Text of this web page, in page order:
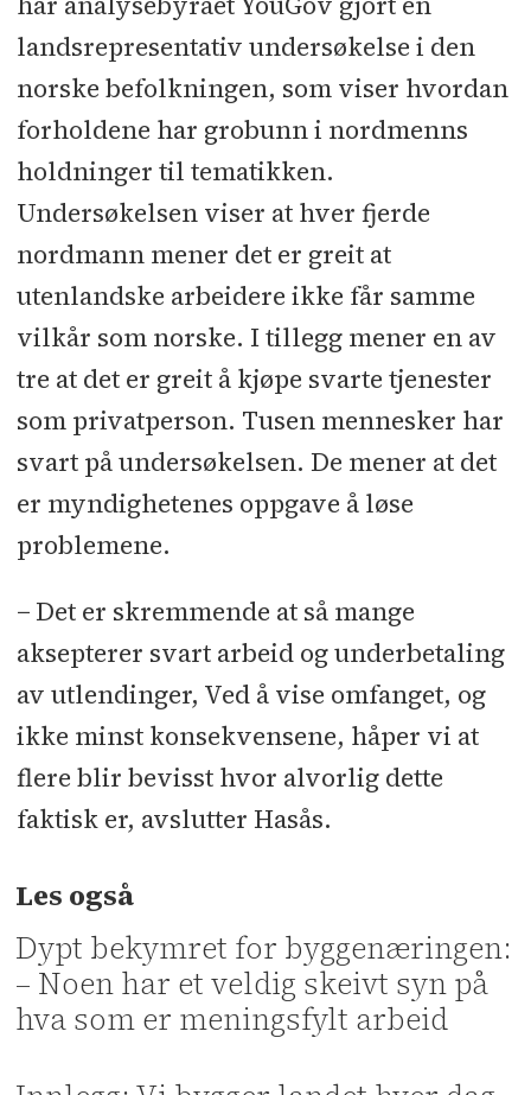
landsrepresentativ undersøkelse i den
norske befolkningen, som viser hvordan
forholdene har grobunn i nordmenns
holdninger til tematikken.
Undersøkelsen viser at hver fjerde
nordmann mener det er greit at
utenlandske arbeidere ikke får samme
vilkår som norske. I tillegg mener en av
tre at det er greit å kjøpe svarte tjenester
som privatperson. Tusen mennesker har
svart på undersøkelsen. De mener at det
er myndighetenes oppgave å løse
problemene.
− Det er skremmende at så mange
aksepterer svart arbeid og underbetaling
av utlendinger, Ved å vise omfanget, og
ikke minst konsekvensene, håper vi at
flere blir bevisst hvor alvorlig dette
faktisk er, avslutter Hasås.
Les også
Dypt bekymret for byggenæringen:
– Noen har et veldig skeivt syn på
hva som er meningsfylt arbeid